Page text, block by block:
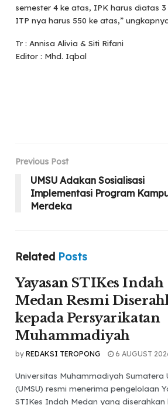
semester 4 ke atas, IPK harus diatas
ITP nya harus 550 ke atas,”
Tr : Annisa Alivia & Siti Rifani
Editor : Mhd. Iqbal
Previous Post
UMSU Adakan Sosialisasi
Implementasi Program
Merdeka
Related Posts
Yayasan STIKes Indah
Medan Resmi
kepada Persyarikatan
Muhammadiyah
by REDAKSI TEROPONG 6 AUGUST
Universitas Muhammadiyah Sumatera
(UMSU) resmi menerima pengelolaan
STIKes Indah Medan yang diserahkan